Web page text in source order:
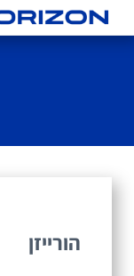
Skip to main content
right navigation
Skip to site footer
הורייזן
הורייזן